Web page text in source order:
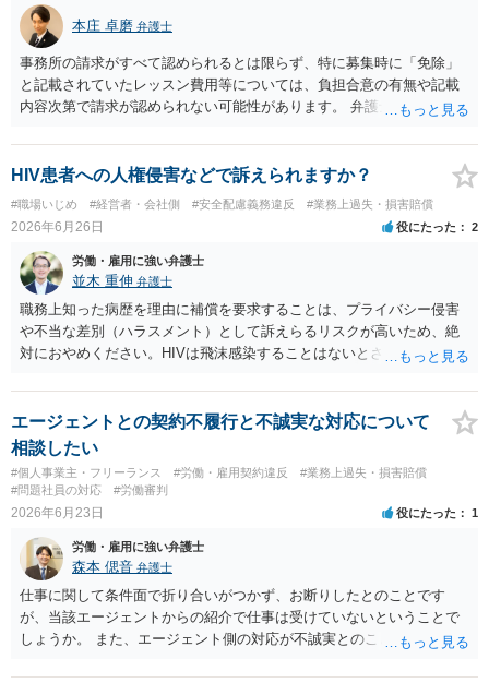
慎重な検討が必要です。 また「家庭の事情」が正当な辞退理由になる
かは、その具体的内容によります。介護、転居、健康問題など、活動
継続が客観的に困難といえる事情があるかが重要です。 未成年であれ
ば、契約時に親権者の同意があったか、契約期間・活動義務・中途辞
退時の扱いについて親権者に説明されていたかも確認すべきです。 現
時点では、安易に支払義務を認めず、契約書、募集記事、LINE等を保
存したうえで、請求費目、金額、根拠資料の明示を求めるのがよいと
思います。回答前に弁護士へ相談することをおすすめします。
本庄 卓磨 弁護士
事務所の請求がすべて認められるとは限らず、特に募集時に「免除」
と記載されていたレッスン費用等については、負担合意の有無や記載
内容次第で請求が認められない可能性があります。 弁護士対応を示唆
相談されることをおすすめします。
HIV患者への人権侵害などで訴えられますか？
#職場いじめ #経営者・会社側 #安全配慮義務違反 #業務上過失・損害賠償
2026年6月26日 役にたった 2
労働・雇用に強い弁護士
並木 重伸 弁護士
職務上知った病歴を理由に補償を要求することは、プライバシー侵害
や不当な差別（ハラスメント）として訴えらるリスクが高いため、絶
対におやめください。HIVは飛沫感染することはないとされています。
について、一般的な衛生問題として会社に相談されることをお勧めし
ます。
エージェントとの契約不履行と不誠実な対応について
相談したい
#個人事業主・フリーランス #労働・雇用契約違反
#業務上過失・損害賠償
#問題社員の対応
#労働審判
2026年6月23日 役にたった 1
労働・雇用に強い弁護士
森本 偲音 弁護士
仕事に関して条件面で折り合いがつかず、お断りしたとのことです
が、当該エージェントからの紹介で仕事は受けていないということで
しょうか。 また、エージェント側の対応が不誠実とのことですが、具
ずは最寄りの法律事務所にご相談されてはいかがでしょうか。